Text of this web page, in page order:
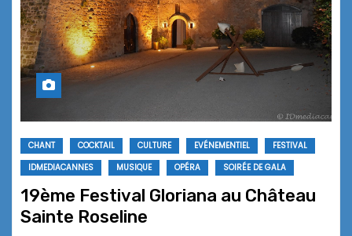
CHANT COCKTAIL CULTURE EVÉNEMENTIEL
FESTIVAL
IDMEDIACANNES
MUSIQUE OPÉRA SOIRÉE DE GALA
19ème Festival Gloriana au Château
Sainte Roseline